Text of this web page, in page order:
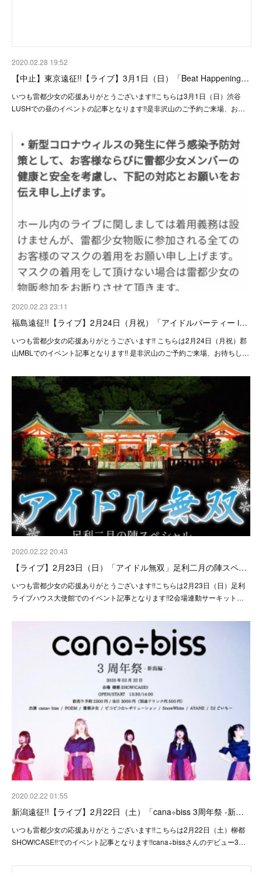
2020.02.28 19:52
【中止】東京遠征!!【ライブ】3月1日（日）「Beat Happening…
いつも雷都少女の応援ありがとうございます!!こちらは3月1日（日）渋谷
LUSHでの昼のイベントの記事となります!!是非沢山のご予約ご来場、お…
2020.02.23 23:11
福島遠征!!【ライブ】2月24日（月祝）「アイドルパーティー i…
いつも雷都少女の応援ありがとうございます!! こちらは2月24日（月祝）郡
山MBLでのイベント記事となります!! 是非沢山のご予約ご来場、お待ちし…
2020.02.22 20:43
【ライブ】2月23日（日）「アイドル無双」足利二月の陣スペ…
いつも雷都少女の応援ありがとうございます!!こちらは2月23日（日）足利
ライブハウス大使館でのイベント記事となります!!2会場連動サーキット…
2020.02.22 01:55
新潟遠征!!【ライブ】2月22日（土）「cana÷biss 3周年祭 -新…
いつも雷都少女の応援ありがとうございます!!こちらは2月22日（土）柳都
SHOW!CASE!!でのイベント記事となります!!cana÷bissさんのデビュー3…